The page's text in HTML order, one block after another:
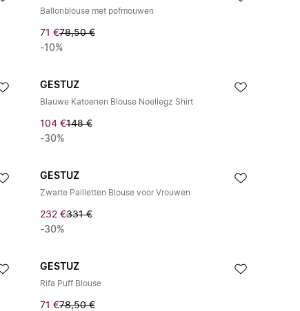
Ballonblouse met pofmouwen
71 €78,50 €
-10%
GESTUZ
Blauwe Katoenen Blouse Noellegz Shirt
104 €148 €
-30%
GESTUZ
Zwarte Pailletten Blouse voor Vrouwen
232 €331 €
-30%
GESTUZ
Rifa Puff Blouse
71 €78,50 €